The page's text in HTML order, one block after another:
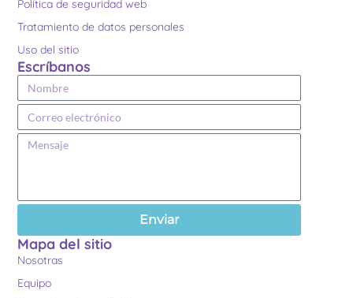
Política de seguridad web
Tratamiento de datos personales
Uso del sitio
Escríbanos
Enviar
Mapa del sitio
Nosotras
Equipo